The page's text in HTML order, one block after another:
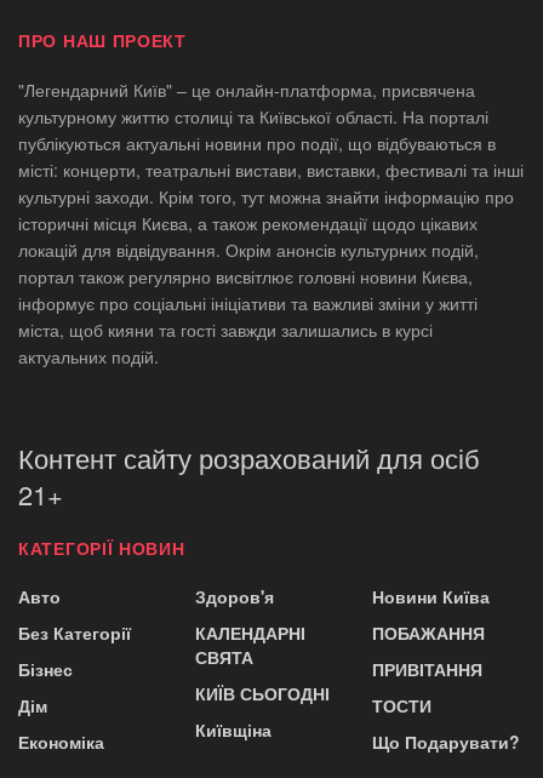
ПРО НАШ ПРОЕКТ
"Легендарний Київ" – це онлайн-платформа, присвячена
культурному життю столиці та Київської області. На порталі
публікуються актуальні новини про події, що відбуваються в
місті: концерти, театральні вистави, виставки, фестивалі та інші
культурні заходи. Крім того, тут можна знайти інформацію про
історичні місця Києва, а також рекомендації щодо цікавих
локацій для відвідування. Окрім анонсів культурних подій,
портал також регулярно висвітлює головні новини Києва,
інформує про соціальні ініціативи та важливі зміни у житті
міста, щоб кияни та гості завжди залишались в курсі
актуальних подій.
Контент сайту розрахований для осіб
21+
КАТЕГОРІЇ НОВИН
Авто
Без Категорії
Бізнес
Дім
Економіка
Здоров'я
КАЛЕНДАРНІ
СВЯТА
КИЇВ СЬОГОДНІ
Київщіна
Новини Київа
ПОБАЖАННЯ
ПРИВІТАННЯ
ТОСТИ
Що Подарувати?